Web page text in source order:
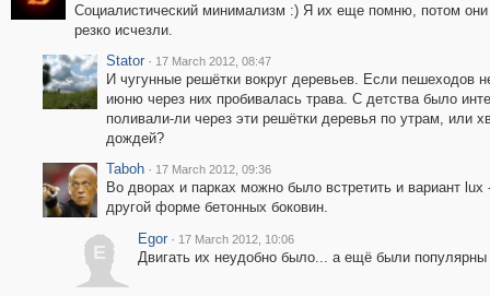
Социалистический минимализм :) Я их еще помню, потом они
резко исчезли.
Stator · 17 March 2012, 08:47
И чугунные решётки вокруг деревьев. Если пешеходов
июню через них пробивалась трава. С детства было
поливали-ли через эти решётки деревья по утрам, или
дождей?
Taboh · 17 March 2012, 09:36
Во дворах и парках можно было встретить и вариант
другой форме бетонных боковин.
E
Egor · 17 March 2012, 10:06
Двигать их неудобно было... а ещё были